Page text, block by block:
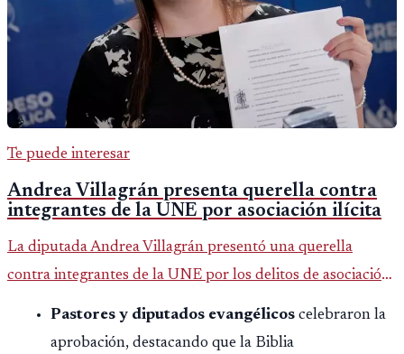
Te puede interesar
Andrea Villagrán presenta querella contra
integrantes de la UNE por asociación ilícita
La diputada Andrea Villagrán presentó una querella
contra integrantes de la UNE por los delitos de asociación
Pastores y diputados evangélicos celebraron la
aprobación, destacando que la Biblia